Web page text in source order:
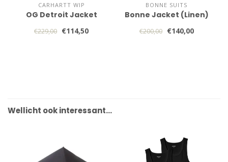
CARHARTT WIP
OG Detroit Jacket
€229,00 €114,50
BONNE SUITS
Bonne Jacket (Linen)
€200,00 €140,00
Wellicht ook interessant…